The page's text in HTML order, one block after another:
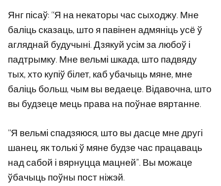
Янг пісаў: “Я на некаторы час сыходжу. Мне
баліць сказаць, што я павінен адмяніць усё ў
агляднай будучыні. Дзякуй усім за любоў і
падтрымку. Мне вельмі шкада, што падвяду
тых, хто купіў білет, каб убачыць мяне, мне
баліць больш, чым вы ведаеце. Відавочна, што
вы будзеце мець права на поўнае вяртанне.
“Я вельмі спадзяюся, што вы дасце мне другі
шанец, як толькі ў мяне будзе час працаваць
над сабой і вярнуцца мацней”. Вы можаце
ўбачыць поўны пост ніжэй.